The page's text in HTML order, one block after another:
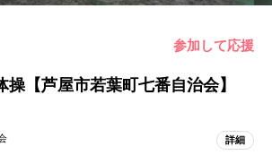
参加して応援
操【芦屋市若葉町七番自治会】
詳細